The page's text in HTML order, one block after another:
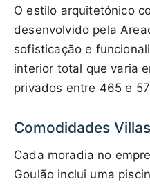
O estilo arquitetónico
desenvolvido pela
sofisticação e
interior total que varia
privados entre 465 e
Comodidades
Cada moradia no
Goulão inclui uma